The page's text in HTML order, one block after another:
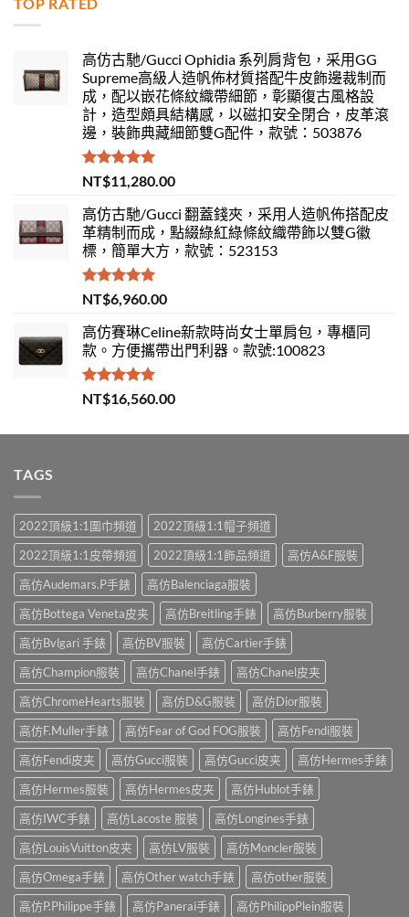
高仿古馳/Gucci Ophidia 系列肩背包，采用GG
Supreme高級人造帆佈材質搭配牛皮飾邊裁制而
成，配以嵌花條紋織帶細節，彰顯復古風格設
計，造型頗具結構感，以磁扣安全閉合，皮革滾
邊，裝飾典藏細節雙G配件，款號：503876
評分5.00
滿分 5
NT$11,280.00
高仿古馳/Gucci 翻蓋錢夾，采用人造帆佈搭配皮
革精制而成，點綴綠紅綠條紋織帶飾以雙G徽
標，簡單大方，款號：523153
評分 5.00
滿分 5
NT$6,960.00
高仿賽琳Celine新款時尚女士單肩包，專櫃同
款。方便攜帶出門利器。款號:100823
評分5.00
滿分 5
NT$16,560.00
TAGS
2022頂級1:1圍巾頻道
2022頂級1:1帽子頻道
2022頂級1:1皮帶頻道
2022頂級1:1飾品頻道
高仿A&F服裝
高仿Audemars.P手錶
高仿Balenciaga服裝
高仿Bottega Veneta皮夹
高仿Breitling手錶
高仿Burberry服裝
高仿Bvlgari 手錶
高仿BV服裝
高仿Cartier手錶
高仿Champion服裝
高仿Chanel手錶
高仿Chanel皮夹
高仿ChromeHearts服裝
高仿D&G服裝
高仿Dior服裝
高仿F.Muller手錶
高仿Fear of God FOG服裝
高仿Fendi服裝
高仿Fendi皮夹
高仿Gucci服裝 高仿Gucci皮夹
高仿Hermes手錶
高仿Hermes服裝
高仿Hermes皮夹
高仿Hublot手錶
高仿IWC手錶
高仿Lacoste 服裝
高仿Longines手錶
高仿LouisVuitton皮夹
高仿LV服裝
高仿Moncler服裝
高仿Omega手錶
高仿Other watch手錶
高仿other服裝
高仿P.Philippe手錶
高仿Panerai手錶 高仿PhilippPlein服裝